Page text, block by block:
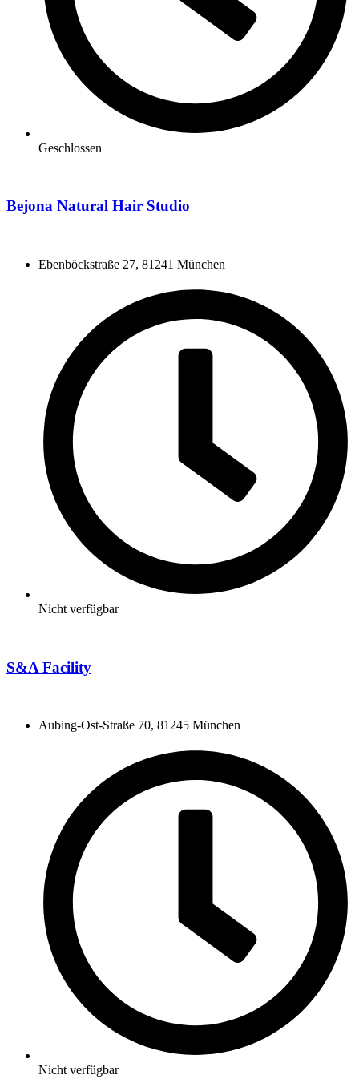
Geschlossen
Bejona Natural Hair Studio
Ebenböckstraße 27, 81241 München
Nicht verfügbar
S&A Facility
Aubing-Ost-Straße 70, 81245 München
Nicht verfügbar